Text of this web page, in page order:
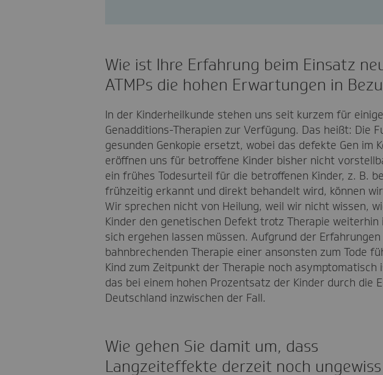
Wie ist Ihre Erfahrung beim Einsatz
ATMPs die hohen Erwartungen in
In der Kinderheilkunde stehen uns seit kurzem für
Genadditions-Therapien zur Verfügung. Das heißt: Die
gesunden Genkopie ersetzt, wobei das defekte Gen
eröffnen uns für betroffene Kinder bisher nicht
ein frühes Todesurteil für die betroffenen Kinder, z. B.
frühzeitig erkannt und direkt behandelt wird, können
Wir sprechen nicht von Heilung, weil wir nicht wissen,
Kinder den genetischen Defekt trotz Therapie
sich ergehen lassen müssen. Aufgrund der
bahnbrechenden Therapie einer ansonsten zum Tode
Kind zum Zeitpunkt der Therapie noch
das bei einem hohen Prozentsatz der Kinder durch die
Deutschland inzwischen der Fall.
Wie gehen Sie damit um, dass
Langzeiteffekte derzeit noch ungewiss